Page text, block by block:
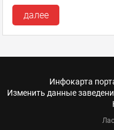
далее
Инфокарта
Изменить данные